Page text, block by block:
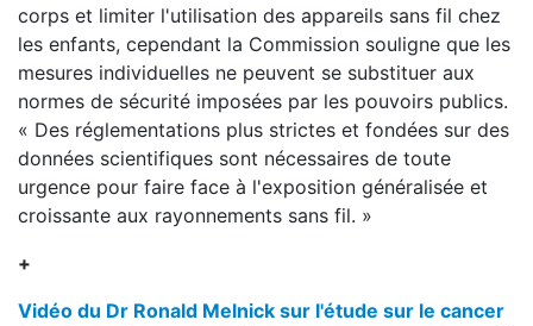
corps et limiter l'utilisation des appareils sans fil chez
les enfants, cependant la Commission souligne que les
mesures individuelles ne peuvent se substituer aux
normes de sécurité imposées par les pouvoirs publics.
« Des réglementations plus strictes et fondées sur des
données scientifiques sont nécessaires de toute
urgence pour faire face à l'exposition généralisée et
croissante aux rayonnements sans fil. »
+
Vidéo du Dr Ronald Melnick sur l'étude sur le cancer